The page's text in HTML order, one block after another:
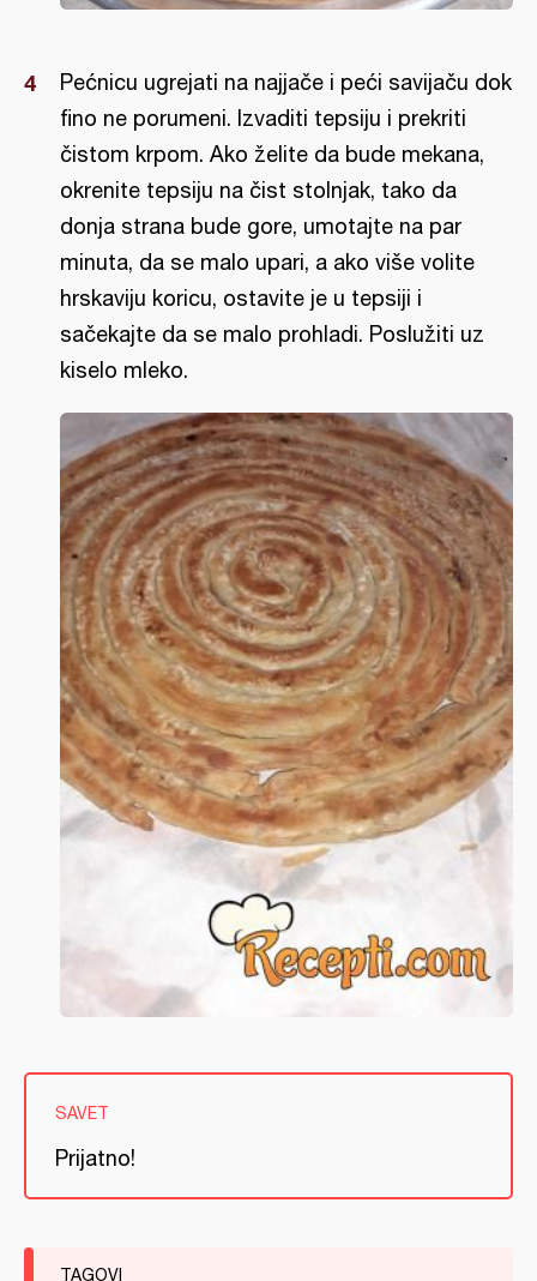
Pećnicu ugrejati na najjače i peći savijaču dok
fino ne porumeni. Izvaditi tepsiju i prekriti
čistom krpom. Ako želite da bude mekana,
okrenite tepsiju na čist stolnjak, tako da
donja strana bude gore, umotajte na par
minuta, da se malo upari, a ako više volite
hrskaviju koricu, ostavite je u tepsiji i
sačekajte da se malo prohladi. Poslužiti uz
kiselo mleko.
SAVET
Prijatno!
TAGOVI